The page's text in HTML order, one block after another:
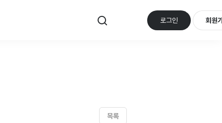
로그인 회원
목록